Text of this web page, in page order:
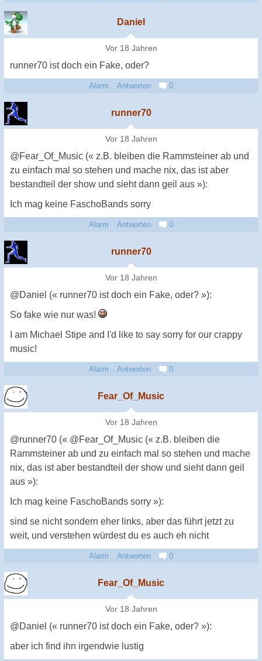
Daniel
Vor 18 Jahren
runner70 ist doch ein Fake, oder?
Alarm Antworten 0
runner70
Vor 18 Jahren
@Fear_Of_Music (« z.B. bleiben die Rammsteiner ab und
zu einfach mal so stehen und mache nix, das ist aber
bestandteil der show und sieht dann geil aus »):
Ich mag keine FaschoBands sorry
Alarm Antworten 0
runner70
Vor 18 Jahren
@Daniel (« runner70 ist doch ein Fake, oder? »):
So fake wie nur was!
I am Michael Stipe and I'd like to say sorry for our crappy
music!
Alarm Antworten 0
Fear_Of_Music
Vor 18 Jahren
@runner70 (« @Fear_Of_Music (« z.B. bleiben die
Rammsteiner ab und zu einfach mal so stehen und mache
nix, das ist aber bestandteil der show und sieht dann geil
aus »):
Ich mag keine FaschoBands sorry »):
sind se nicht sondern eher links, aber das führt jetzt zu
weit, und verstehen würdest du es auch eh nicht
Alarm Antworten 0
Fear_Of_Music
Vor 18 Jahren
@Daniel (« runner70 ist doch ein Fake, oder? »):
aber ich find ihn irgendwie lustig